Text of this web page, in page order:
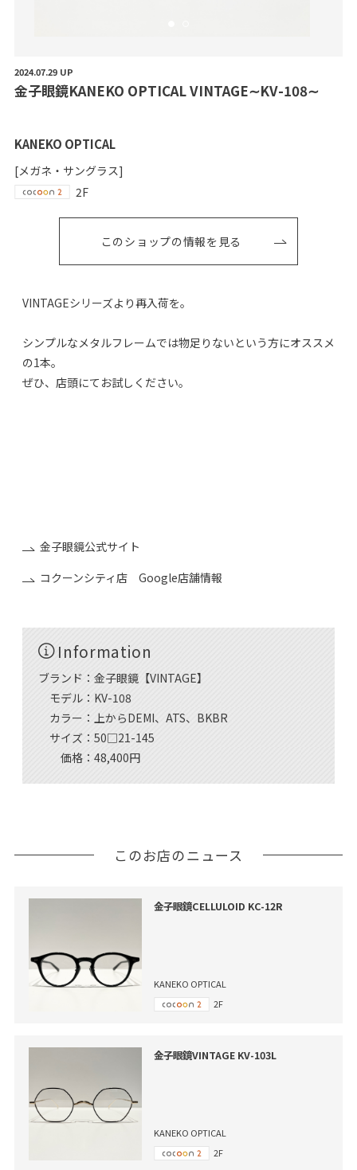
2024.07.29 UP
金子眼鏡KANEKO OPTICALVINTAGE∼KV-108∼
KANEKO OPTICAL
[メガネ・サングラス]
2F
このショップの情報を見る
VINTAGEシリーズより再入荷を。
シンプルなメタルフレームでは物足りないという方にオススメ
の1本。
ぜひ、店頭にてお試しください。
金子眼鏡公式サイト
コクーンシティ店 Google店舗情報
Information
ブランド：金子眼鏡【VINTAGE】
モデル：KV-108
カラー：上からDEMI、ATS、BKBR
サイズ：50□21-145
価格：48,400円
このお店のニュース
金子眼鏡CELLULOID KC-12R
KANEKO OPTICAL
2F
金子眼鏡VINTAGE KV-103L
KANEKO OPTICAL
2F